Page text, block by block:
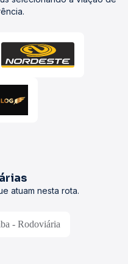
atuam nesta rota.
- Rodoviária